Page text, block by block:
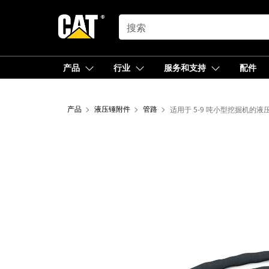
SEARCH
产品 行业 服务和支持 配件
产品 液压锤附件 管路 适用于 5-9 吨小型挖掘机的液